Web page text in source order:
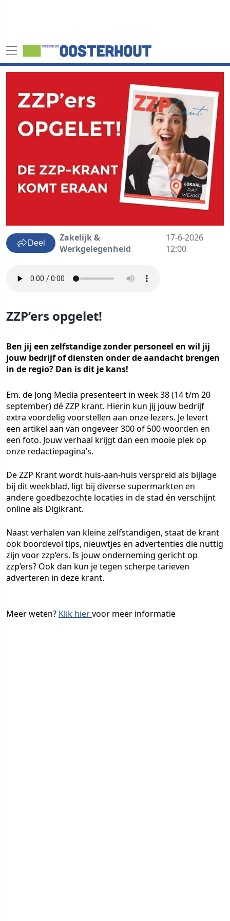
Deel
Zakelijk &
Werkgelegenheid
17-6-2026
12:00
ZZP’ers opgelet!
Ben jij een zelfstandige zonder personeel en wil jij
jouw bedrijf of diensten onder de aandacht brengen
in de regio? Dan is dit je kans!
Em. de Jong Media presenteert in week 38 (14 t/m 20
september) dé ZZP krant. Hierin kun jij jouw bedrijf
extra voordelig voorstellen aan onze lezers. Je levert
een artikel aan van ongeveer 300 of 500 woorden en
een foto. Jouw verhaal krijgt dan een mooie plek op
onze redactiepagina’s.
De ZZP Krant wordt huis-aan-huis verspreid als bijlage
bij dit weekblad, ligt bij diverse supermarkten en
andere goedbezochte locaties in de stad én verschijnt
online als Digikrant.
Naast verhalen van kleine zelfstandigen, staat de krant
ook boordevol tips, nieuwtjes en advertenties die nuttig
zijn voor zzp’ers. Is jouw onderneming gericht op
zzp’ers? Ook dan kun je tegen scherpe tarieven
adverteren in deze krant.
Meer weten? Klik hiervoor meer informatie